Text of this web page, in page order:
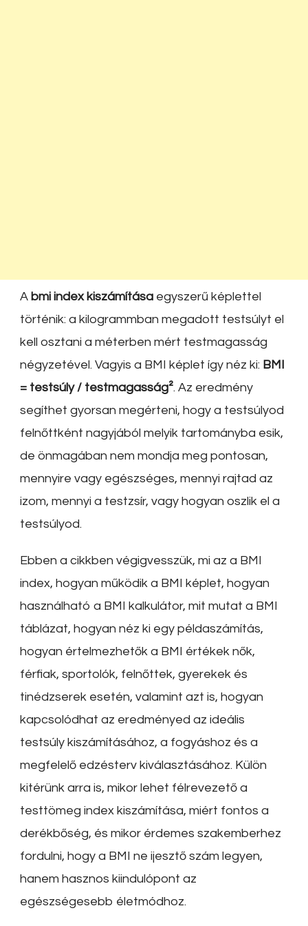
A bmi index kiszámítása egyszerű képlettel
történik: a kilogrammban megadott testsúlyt el
kell osztani a méterben mért testmagasság
négyzetével. Vagyis a BMI képlet így néz ki: BMI
= testsúly / testmagasság². Az eredmény
segíthet gyorsan megérteni, hogy a testsúlyod
felnőttként nagyjából melyik tartományba esik,
de önmagában nem mondja meg pontosan,
mennyire vagy egészséges, mennyi rajtad az
izom, mennyi a testzsír, vagy hogyan oszlik el a
testsúlyod.
Ebben a cikkben végigvesszük, mi az a BMI
index, hogyan működik a BMI képlet, hogyan
használható a BMI kalkulátor, mit mutat a BMI
táblázat, hogyan néz ki egy példaszámítás,
hogyan értelmezhetők a BMI értékek nők,
férfiak, sportolók, felnőttek, gyerekek és
tinédzserek esetén, valamint azt is, hogyan
kapcsolódhat az eredményed az ideális
testsúly kiszámításához, a fogyáshoz és a
megfelelő edzésterv kiválasztásához. Külön
kitérünk arra is, mikor lehet félrevezető a
testtömeg index kiszámítása, miért fontos a
derékbőség, és mikor érdemes szakemberhez
fordulni, hogy a BMI ne ijesztő szám legyen,
hanem hasznos kiindulópont az
egészségesebb életmódhoz.